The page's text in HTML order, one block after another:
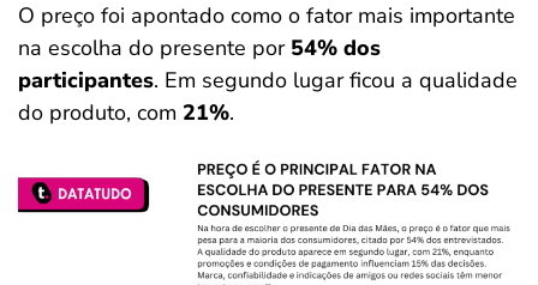
O preço foi apontado como o fator mais importante
na escolha do presente por 54% dos
participantes. Em segundo lugar ficou a qualidade
do produto, com 21%.